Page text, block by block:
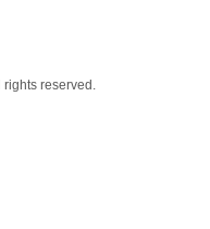
reserved.